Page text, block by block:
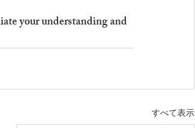
your understanding and
すべて表示